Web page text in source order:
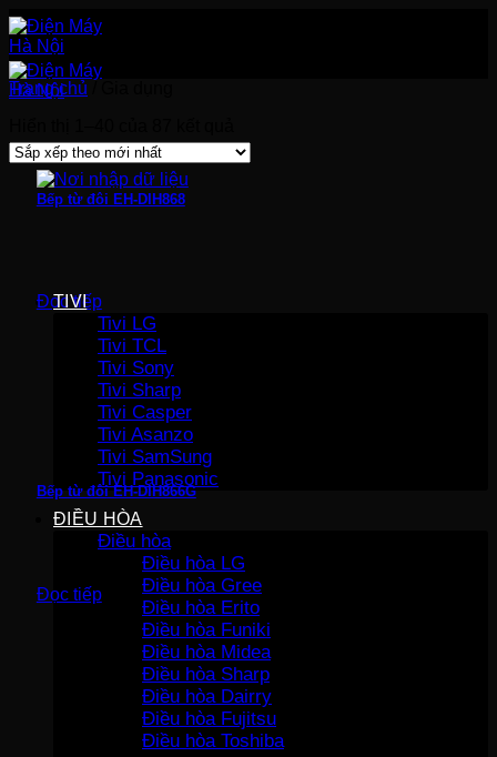
Bỏ
qua
nội
dung
TIVI
Tivi LG
Tivi TCL
Tivi Sony
Tivi Sharp
Tivi Casper
Tivi Asanzo
Tivi SamSung
Tivi Panasonic
ĐIỀU HÒA
Điều hòa
Điều hòa LG
Điều hòa Gree
Điều hòa Erito
Điều hòa Funiki
Điều hòa Midea
Điều hòa Sharp
Điều hòa Dairry
Điều hòa Fujitsu
Điều hòa Toshiba
Trang chủ
sắp
xếp
Bếp từ đôi EH-DIH868
Đọc tiếp
Bếp từ đôi EH-DIH866G
Đọc tiếp